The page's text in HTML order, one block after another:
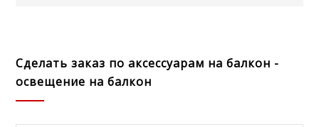
Сделать заказ по аксессуарам на балкон -
освещение на балкон